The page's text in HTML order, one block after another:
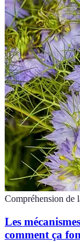
Compréhension de
Les
comment ça